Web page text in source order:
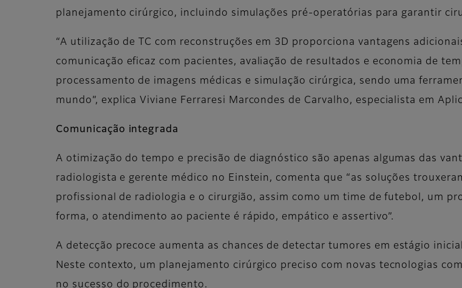
planejamento cirúrgico, incluindo simulações pré-operatórias para garantir
“A utilização de TC com reconstruções em 3D proporciona vantagens
comunicação eficaz com pacientes, avaliação de resultados e economia de
processamento de imagens médicas e simulação cirúrgica, sendo uma
mundo”, explica Viviane Ferraresi Marcondes de Carvalho, especialista em
Comunicação integrada
A otimização do tempo e precisão de diagnóstico são apenas algumas das
radiologista e gerente médico no Einstein, comenta que “as soluções
profissional de radiologia e o cirurgião, assim como um time de futebol, um
forma, o atendimento ao paciente é rápido, empático e assertivo”.
A detecção precoce aumenta as chances de detectar tumores em estágio
Neste contexto, um planejamento cirúrgico preciso com novas tecnologias
no sucesso do procedimento.